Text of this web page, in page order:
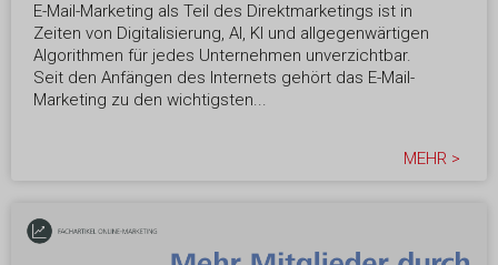
E-Mail-Marketing als Teil des Direktmarketings ist in
Zeiten von Digitalisierung, AI, KI und allgegenwärtigen
Algorithmen für jedes Unternehmen unverzichtbar.
Seit den Anfängen des Internets gehört das E-Mail-
Marketing zu den wichtigsten...
MEHR >